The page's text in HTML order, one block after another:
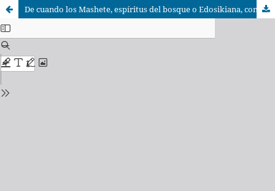
De cuando los Mashete, espíritus del bosque o Edosikiana, comían a nuestros chamanes, los Eyamitekua. (Tradición oral ese eja)